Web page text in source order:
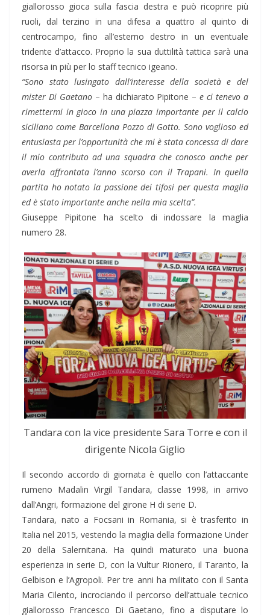
giallorosso gioca sulla fascia destra e può ricoprire più
ruoli, dal terzino in una difesa a quattro al quinto di
centrocampo, fino all’esterno destro in un eventuale
tridente d’attacco. Proprio la sua duttilità tattica sarà una
risorsa in più per lo staff tecnico igeano.
“Sono stato lusingato dall’interesse della società e del
mister Di Gaetano– ha dichiarato Pipitone – e ci tenevo a
rimettermi in gioco in una piazza importante per il calcio
siciliano come Barcellona Pozzo di Gotto. Sono voglioso ed
entusiasta per l’opportunità che mi è stata concessa di dare
il mio contributo ad una squadra che conosco anche per
averla affrontata l’anno scorso con il Trapani. In quella
partita ho notato la passione dei tifosi per questa maglia
ed è stato importante anche nella mia scelta”.
Giuseppe Pipitone ha scelto di indossare la maglia
numero 28.
Tandara con la vice presidente Sara Torre e con il
dirigente Nicola Giglio
Il secondo accordo di giornata è quello con l’attaccante
rumeno Madalin Virgil Tandara, classe 1998, in arrivo
dall’Angri, formazione del girone H di serie D.
Tandara, nato a Focsani in Romania, si è trasferito in
Italia nel 2015, vestendo la maglia della formazione Under
20 della Salernitana. Ha quindi maturato una buona
esperienza in serie D, con la Vultur Rionero, il Taranto, la
Gelbison e l’Agropoli. Per tre anni ha militato con il Santa
Maria Cilento, incrociando il percorso dell’attuale tecnico
giallorosso Francesco Di Gaetano, fino a disputare lo